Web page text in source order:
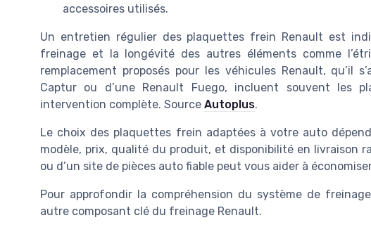
accessoires utilisés.
Un entretien régulier des plaquettes frein Renault est
freinage et la longévité des autres éléments comme
remplacement proposés pour les véhicules Renault, qu’il
Captur ou d’une Renault Fuego, incluent souvent les
intervention complète. Source Autoplus.
Le choix des plaquettes frein adaptées à votre auto
modèle, prix, qualité du produit, et disponibilité en livraison
ou d’un site de pièces auto fiable peut vous aider à
Pour approfondir la compréhension du système de
autre composant clé du freinage Renault.